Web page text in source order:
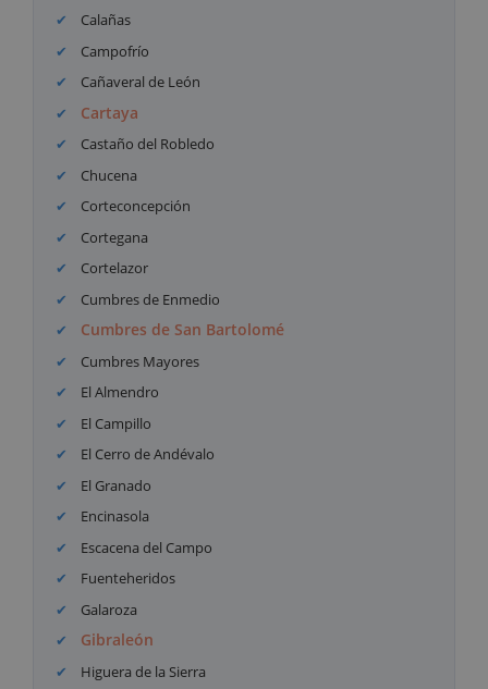
Calañas
Campofrío
Cañaveral de León
Cartaya
Castaño del Robledo
Chucena
Corteconcepción
Cortegana
Cortelazor
Cumbres de Enmedio
Cumbres de San Bartolomé
Cumbres Mayores
El Almendro
El Campillo
El Cerro de Andévalo
El Granado
Encinasola
Escacena del Campo
Fuenteheridos
Galaroza
Gibraleón
Higuera de la Sierra